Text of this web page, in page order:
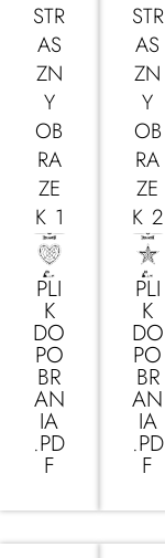
STR
AS
ZN
Y
OB
RA
ZE
K 1
PLI
K
DO
PO
BR
AN
IA
.PD
F
STR
AS
ZN
Y
OB
RA
ZE
K 2
PLI
K
DO
PO
BR
AN
IA
.PD
F